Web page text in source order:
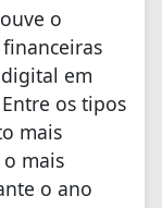
o
em
os tipos
mais
mais
o ano